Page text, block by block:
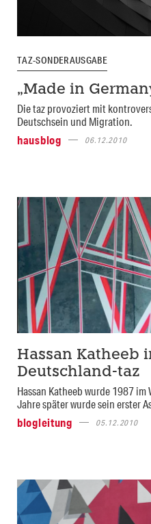
TAZ-SONDERAUSGABE
„Made in
Die taz provoziert mit
Deutschsein und Migration.
hausblog
06.12.2010
Hassan Katheeb
Deutschland-taz
Hassan Katheeb wurde 1987
Jahre später wurde sein erster
blogleitung
05.12.2010